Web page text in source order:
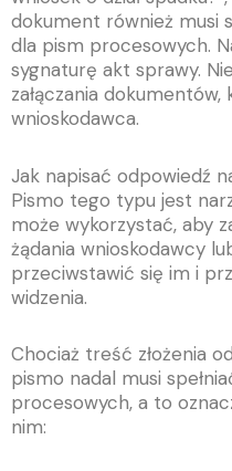
dokument również musi
dla pism procesowych.
sygnaturę akt sprawy.
załączania
wnioskodawca.
Jak napisać odpowiedź
Pismo tego typu jest
może wykorzystać, aby
żądania wnioskodawcy
przeciwstawić się im i
widzenia.
Chociaż treść złożenia
pismo nadal musi
procesowych, a to
nim: